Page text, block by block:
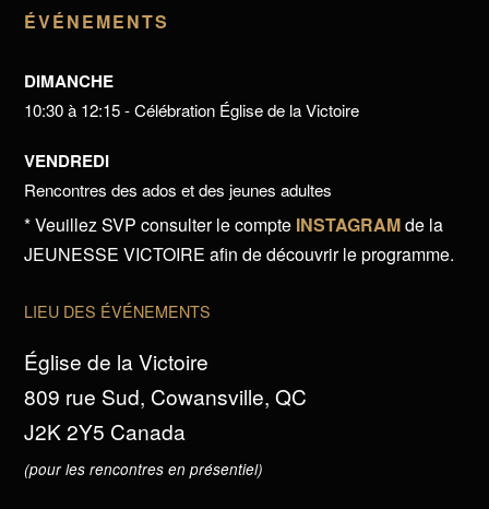
ÉVÉNEMENTS
DIMANCHE
10:30 à 12:15 - Célébration Église de la Victoire
VENDREDI
Rencontres des ados et des jeunes adultes
* Veuillez SVP consulter le compte INSTAGRAMde la
JEUNESSE VICTOIRE afin de découvrir le programme.
LIEU DES ÉVÉNEMENTS
Église de la Victoire
809 rue Sud, Cowansville, QC
J2K 2Y5 Canada
(pour les rencontres en présentiel)